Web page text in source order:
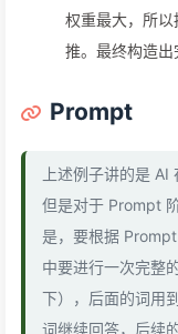
权重最大，所以
推。最终构造出
Prompt
上述例子讲的是 AI
但是对于 Prompt
是，要根据
中要进行一次完整
下），后面的词用
词继续回答，后续